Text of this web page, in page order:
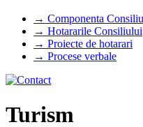
→ Componenta
→ Hotararile Consiliului
→ Proiecte de hotarari
→ Procese verbale
Turism